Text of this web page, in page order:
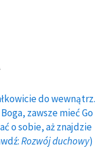
do wewnątrz.
zawsze mieć Go
o sobie, aż znajdzie
Rozwój duchowy)